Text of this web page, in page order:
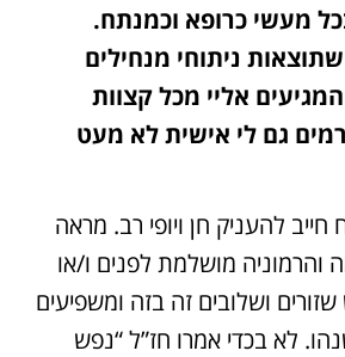
מעשי כרופא וכמנתח.
ניתוחי מנחילים
אליי מכל קצוות
גם לי אישית לא מעט
להעניק חן ויופי רב. מראה
והרמוניה מושלמת לפנים ו/או
ושלובים זה בזה ומשפיעים
לא בכדי אמרו חז”ל “נפש